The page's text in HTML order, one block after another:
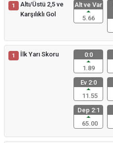
1
Altı/Üstü 2,5 ve
Karşılıklı Gol
Alt ve Var
5.66
1 İlk Yarı Skoru
0:0
1.89
Ev 2:0
11.55
Dep 2:1
65.00